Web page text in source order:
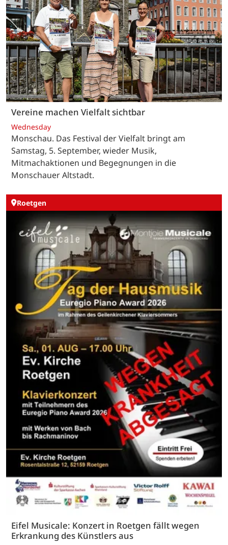
Vereine machen Vielfalt sichtbar
Wednesday
Monschau. Das Festival der Vielfalt bringt am
Samstag, 5. September, wieder Musik,
Mitmachaktionen und Begegnungen in die
Monschauer Altstadt.
Roetgen
Eifel Musicale: Konzert in Roetgen fällt wegen
Erkrankung des Künstlers aus